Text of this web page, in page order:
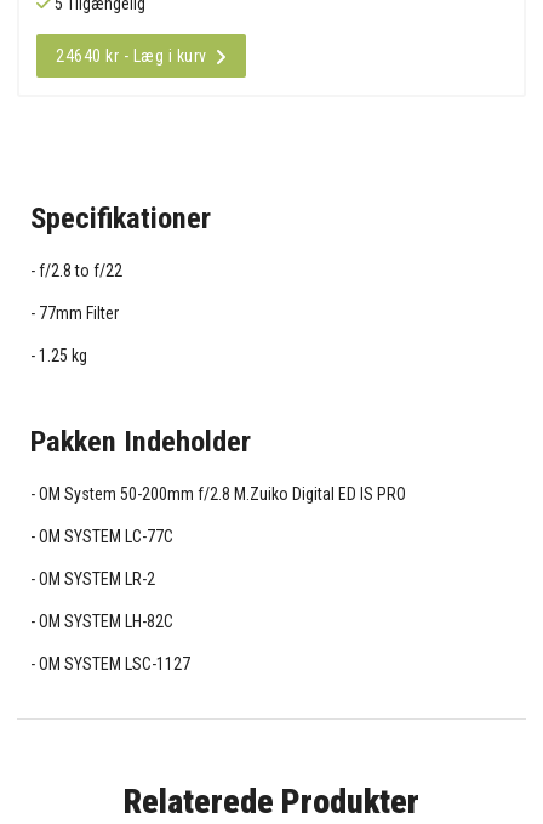
24640 kr - Læg i kurv
Specifikationer
f/2.8 to f/22
77mm Filter
1.25 kg
Pakken Indeholder
OM System 50-200mm f/2.8 M.Zuiko Digital ED IS PRO
OM SYSTEM LC-77C
OM SYSTEM LR-2
OM SYSTEM LH-82C
OM SYSTEM LSC-1127
Relaterede Produkter